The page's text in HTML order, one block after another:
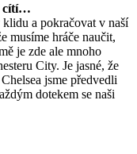
cítí…
a pokračovat v naší
musíme hráče naučit,
je zde ale mnoho
City. Je jasné, že
jsme předvedli
dotekem se naši